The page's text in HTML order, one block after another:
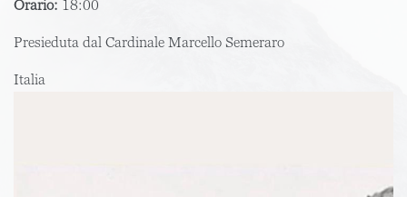
Orario: 18:00
Presieduta dal Cardinale Marcello Semeraro
Italia